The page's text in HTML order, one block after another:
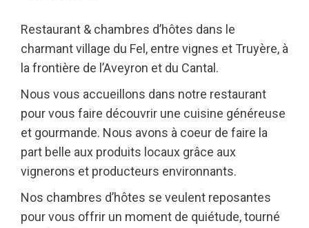
Restaurant & chambres d’hôtes dans le
charmant village du Fel, entre vignes et Truyère, à
la frontière de l’Aveyron et du Cantal.
Nous vous accueillons dans notre restaurant
pour vous faire découvrir une cuisine généreuse
et gourmande. Nous avons à coeur de faire la
part belle aux produits locaux grâce aux
vignerons et producteurs environnants.
Nos chambres d’hôtes se veulent reposantes
pour vous offrir un moment de quiétude, tourné